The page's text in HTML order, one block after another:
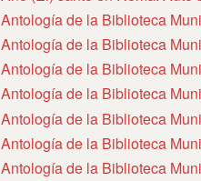
Antología de la Biblioteca
Antología de la Biblioteca
Antología de la Biblioteca
Antología de la Biblioteca
Antología de la Biblioteca
Antología de la Biblioteca
Antología de la Biblioteca